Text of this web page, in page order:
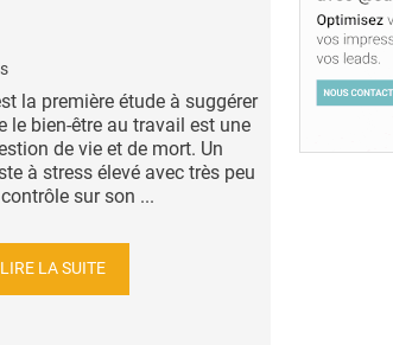
la première étude à suggérer
le bien-être au travail est une
de vie et de mort. Un
à stress élevé avec très peu
sur son ...
LIRE LA SUITE